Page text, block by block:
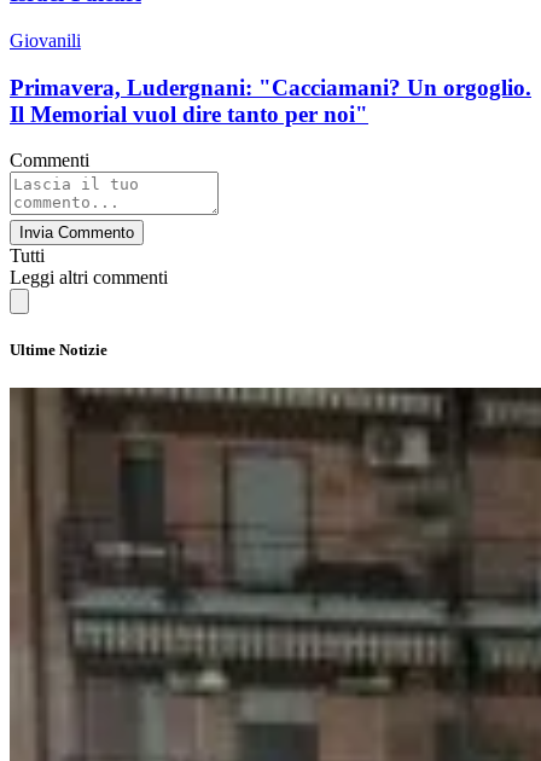
Giovanili
Primavera, Ludergnani: "Cacciamani? Un orgoglio.
Il Memorial vuol dire tanto per noi"
Commenti
Invia Commento
Tutti
Leggi altri commenti
Ultime Notizie